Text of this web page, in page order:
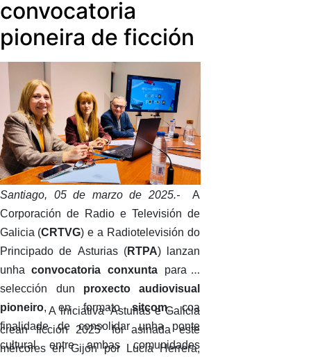
proxectos comúns.
convocatoria
pioneira de ficción
Santiago, 05 de marzo de 2025.-
A
Corporación de Radio e Televisión de
Galicia (CRTVG) e a Radiotelevisión do
Principado de Asturias (RTPA) lanzan
unha convocatoria conxunta para a
selección dun proxecto audiovisual
pioneiro, en formatositcom, coa
finalidade de consolidar unha ponte
cultural entre ambas comunidades
A iniciativa ‘Asturias e Galicia
crean ficción 2025’ foi asinada este
mércores en Gijón por Lucía Herrera,